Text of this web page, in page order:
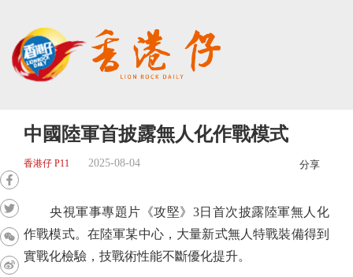
中國陸軍首披露無人化作戰模式
香港仔 P11 2025-08-04 分享
央視軍事專題片《攻堅》3日首次披露陸軍無人化
作戰模式。在陸軍某中心，大量新式無人特戰裝備得到
實戰化檢驗，技戰術性能不斷優化提升。